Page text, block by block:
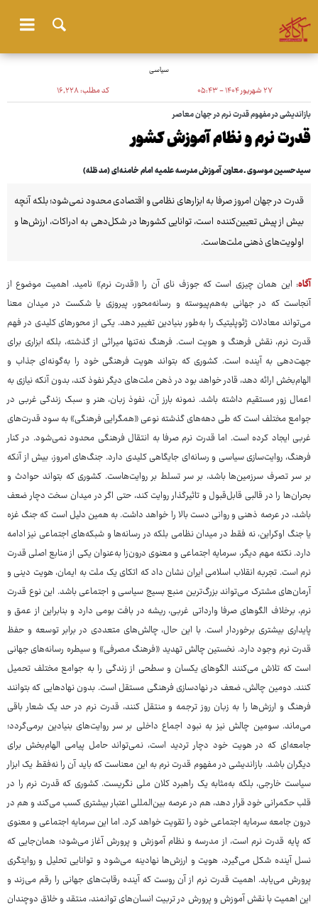
سیاسی
۲۷ شهریور ۱۴۰۴ - ۰۵:۴۳ کد مطلب:۱۶٬۲۲۸
بازاندیشی در مفهوم قدرت نرم در جهان معاصر
قدرت نرم و نظام آموزش کشور
سیدحسین موسوی ـ معاون آموزش مدرسه علمیه امام خامنه‌ای (مد ظله)
قدرت در جهان امروز صرفا به ابزارهای نظامی و اقتصادی محدود نمی‌شود؛ بلکه آنچه
بیش از پیش تعیین‌کننده است، توانایی کشورها در شکل‌دهی به ادراکات، ارزش‌ها و
اولویت‌های ذهنی ملت‌هاست.
آگاه: این همان چیزی است که جوزف نای آن را «قدرت نرم» نامید. اهمیت موضوع از
آنجاست که در جهانی به‌هم‌پیوسته و رسانه‌محور، پیروزی یا شکست در میدان معنا
می‌تواند معادلات ژئوپلیتیک را به‌طور بنیادین تغییر دهد. یکی از محورهای کلیدی در فهم
قدرت نرم، نقش فرهنگ و هویت است. فرهنگ نه‌تنها میراثی از گذشته، بلکه ابزاری برای
جهت‌دهی به آینده است. کشوری که بتواند هویت فرهنگی خود را به‌گونه‌ای جذاب و
الهام‌بخش ارائه دهد، قادر خواهد بود در ذهن ملت‌های دیگر نفوذ کند، بدون آنکه نیازی به
اعمال زور مستقیم داشته باشد. نمونه بارز آن، نفوذ زبان، هنر و سبک زندگی غربی در
جوامع مختلف است که طی دهه‌های گذشته نوعی «همگرایی فرهنگی» به سود قدرت‌های
غربی ایجاد کرده است. اما قدرت نرم صرفا به انتقال فرهنگی محدود نمی‌شود. در کنار
فرهنگ، روایت‌سازی سیاسی و رسانه‌ای جایگاهی کلیدی دارد. جنگ‌های امروز، بیش از آنکه
بر سر تصرف سرزمین‌ها باشد، بر سر تسلط بر روایت‌هاست. کشوری که بتواند حوادث و
بحران‌ها را در قالبی قابل‌قبول و تاثیرگذار روایت کند، حتی اگر در میدان سخت دچار ضعف
باشد، در عرصه ذهنی و روانی دست بالا را خواهد داشت. به همین دلیل است که جنگ غزه
یا جنگ اوکراین، نه فقط در میدان نظامی بلکه در رسانه‌ها و شبکه‌های اجتماعی نیز ادامه
دارد. نکته مهم دیگر، سرمایه اجتماعی و معنوی درون‌زا به‌عنوان یکی از منابع اصلی قدرت
نرم است. تجربه انقلاب اسلامی ایران نشان داد که اتکای یک ملت به ایمان، هویت دینی و
آرمان‌های مشترک می‌تواند بزرگ‌ترین منبع بسیج سیاسی و اجتماعی باشد. این نوع قدرت
نرم، برخلاف الگوهای صرفا وارداتی غربی، ریشه در بافت بومی دارد و بنابراین از عمق و
پایداری بیشتری برخوردار است. با این حال، چالش‌های متعددی در برابر توسعه و حفظ
قدرت نرم وجود دارد. نخستین چالش تهدید «فرهنگ مصرفی» و سیطره رسانه‌های جهانی
است که تلاش می‌کنند الگوهای یکسان و سطحی از زندگی را به جوامع مختلف تحمیل
کنند. دومین چالش، ضعف در نهادسازی فرهنگی مستقل است. بدون نهادهایی که بتوانند
فرهنگ و ارزش‌ها را به زبان روز ترجمه و منتقل کنند، قدرت نرم در حد یک شعار باقی
می‌ماند. سومین چالش نیز به نبود اجماع داخلی بر سر روایت‌های بنیادین برمی‌گردد؛
جامعه‌ای که در هویت خود دچار تردید است، نمی‌تواند حامل پیامی الهام‌بخش برای
دیگران باشد. بازاندیشی در مفهوم قدرت نرم به این معناست که باید آن را نه‌فقط یک ابزار
سیاست خارجی، بلکه به‌مثابه یک راهبرد کلان ملی نگریست. کشوری که قدرت نرم را در
قلب حکمرانی خود قرار دهد، هم در عرصه بین‌المللی اعتبار بیشتری کسب می‌کند و هم در
درون جامعه سرمایه اجتماعی خود را تقویت خواهد کرد. اما این سرمایه اجتماعی و معنوی
که پایه قدرت نرم است، از مدرسه و نظام آموزش و پرورش آغاز می‌شود؛ همان‌جایی که
نسل آینده شکل می‌گیرد، هویت و ارزش‌ها نهادینه می‌شود و توانایی تحلیل و روایتگری
پرورش می‌یابد. اهمیت قدرت نرم از آن روست که آینده رقابت‌های جهانی را رقم می‌زند و
این اهمیت با نقش آموزش و پرورش در تربیت انسان‌های توانمند، منتقد و خلاق دوچندان